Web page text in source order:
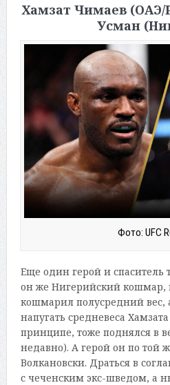
Хамзат Чимаев
Усман
Фото: UFC
Еще один герой и
он же Нигерийский кошмар,
кошмарил полусредний вес,
напугать средневеса
принципе, тоже поднялся в
недавно). А герой он по той
Волкановски. Драться в
с чеченским экс-шведом, а